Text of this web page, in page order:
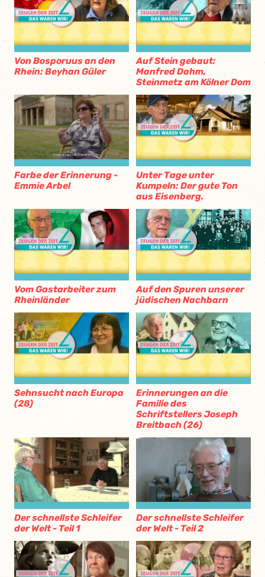
Von Bosporuus an den
Rhein: Beyhan Güler
Auf Stein gebaut:
Manfred Dahm,
Steinmetz am Kölner Dom
Farbe der Erinnerung -
Emmie Arbel
Unter Tage unter
Kumpeln: Der gute Ton
aus Eisenberg.
Vom Gastarbeiter zum
Rheinländer
Auf den Spuren unserer
jüdischen Nachbarn
Sehnsucht nach Europa
(28)
Erinnerungen an die
Familie des
Schriftstellers Joseph
Breitbach (26)
Der schnellste Schleifer
der Welt - Teil 1
Der schnellste Schleifer
der Welt - Teil 2